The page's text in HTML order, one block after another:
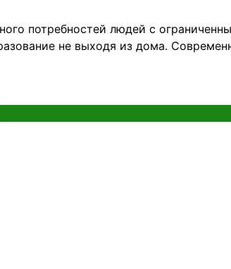
потребностей людей с
не выходя из дома.